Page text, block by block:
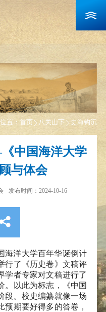
置： 首页 八关山下 史海钩沉
中国海洋大学
与体会
发布时间：2024-10-16
海洋大学百年华诞倒计
行了《历史卷》文稿评
学者专家对文稿进行了
。以此为标志，《中国
段。校史编纂就像一场
期要好得多的答卷，